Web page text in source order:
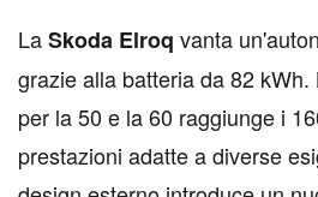
LaSkoda Elroq vanta
grazie alla batteria da 82
per la 50 e la 60 raggiunge i
prestazioni adatte a diverse